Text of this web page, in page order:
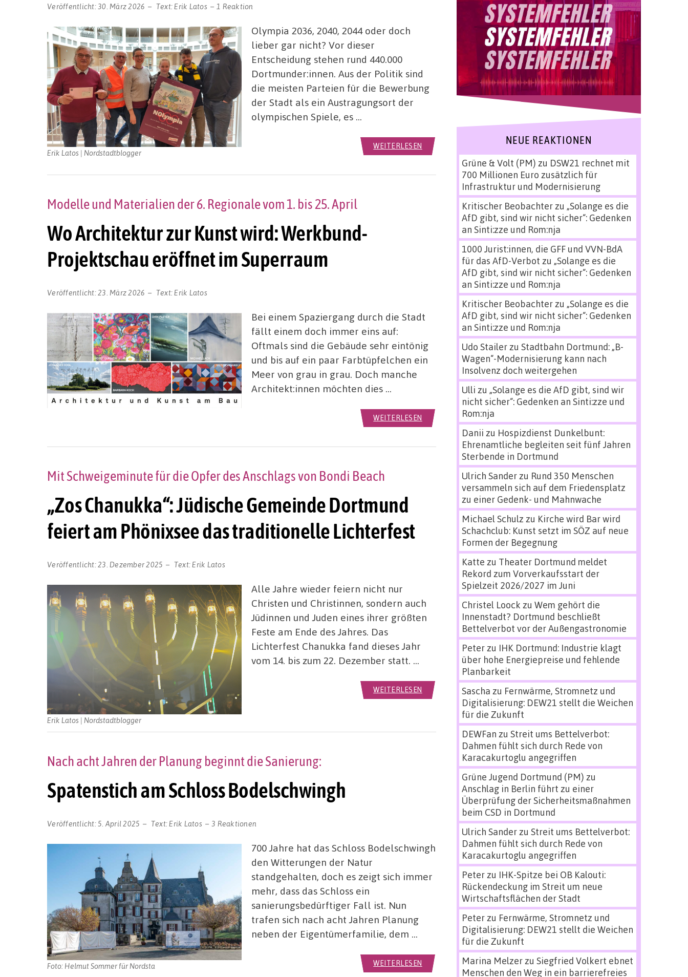
Veröffentlicht:30. März 2026 Text:Erik Latos 1 Reaktion
Erik Latos | Nordstadtblogger
Olympia 2036, 2040, 2044 oder doch
lieber gar nicht? Vor dieser
Entscheidung stehen rund 440.000
Dortmunder:innen. Aus der Politik sind
die meisten Parteien für die Bewerbung
der Stadt als ein Austragungsort der
olympischen Spiele, es …
WEITERLESEN
Wo Architektur zur Kunst wird: Werkbund-
Projektschau eröffnet im Superraum
Modelle und Materialien der 6. Regionale vom 1. bis 25. April
Veröffentlicht:23. März 2026 Text:Erik Latos
Bei einem Spaziergang durch die Stadt
fällt einem doch immer eins auf:
Oftmals sind die Gebäude sehr eintönig
und bis auf ein paar Farbtüpfelchen ein
Meer von grau in grau. Doch manche
Architekt:innen möchten dies …
WEITERLESEN
„Zos Chanukka“: Jüdische Gemeinde Dortmund
feiert am Phönixsee das traditionelle Lichterfest
Mit Schweigeminute für die Opfer des Anschlags von Bondi Beach
Veröffentlicht:23. Dezember 2025 Text:Erik Latos
Erik Latos | Nordstadtblogger
Alle Jahre wieder feiern nicht nur
Christen und Christinnen, sondern auch
Jüdinnen und Juden eines ihrer größten
Feste am Ende des Jahres. Das
Lichterfest Chanukka fand dieses Jahr
vom 14. bis zum 22. Dezember statt. …
WEITERLESEN
Spatenstich am Schloss Bodelschwingh
Nach acht Jahren der Planung beginnt die Sanierung:
Veröffentlicht:5. April 2025 Text:Erik Latos 3 Reaktionen
Foto: Helmut Sommer für Nordsta
700 Jahre hat das Schloss Bodelschwingh
den Witterungen der Natur
standgehalten, doch es zeigt sich immer
mehr, dass das Schloss ein
sanierungsbedürftiger Fall ist. Nun
trafen sich nach acht Jahren Planung
neben der Eigentümerfamilie, dem …
WEITERLESEN
NEUE REAKTIONEN
Grüne & Volt (PM) zu DSW21 rechnet mit
700 Millionen Euro zusätzlich für
Infrastruktur und Modernisierung
Kritischer Beobachterzu „Solange es die
AfD gibt, sind wir nicht sicher“: Gedenken
an Sinti:zze und Rom:nja
1000 Jurist:innen, die GFF und VVN-BdA
für das AfD-Verbot zu „Solange es die
AfD gibt, sind wir nicht sicher“: Gedenken
an Sinti:zze und Rom:nja
Kritischer Beobachterzu „Solange es die
AfD gibt, sind wir nicht sicher“: Gedenken
an Sinti:zze und Rom:nja
Udo Stailerzu Stadtbahn Dortmund: „B-
Wagen“-Modernisierung kann nach
Insolvenz doch weitergehen
Ulli zu „Solange es die AfD gibt, sind wir
nicht sicher“: Gedenken an Sinti:zze und
Rom:nja
Danii zu Hospizdienst Dunkelbunt:
Ehrenamtliche begleiten seit fünf Jahren
Sterbende in Dortmund
Ulrich Sanderzu Rund 350 Menschen
versammeln sich auf dem Friedensplatz
zu einer Gedenk- und Mahnwache
Michael Schulz zu Kirche wird Bar wird
Schachclub: Kunst setzt im SÖZ auf neue
Formen der Begegnung
Katte zu Theater Dortmund meldet
Rekord zum Vorverkaufsstart der
Spielzeit 2026/2027 im Juni
Christel Loock zu Wem gehört die
Innenstadt? Dortmund beschließt
Bettelverbot vor der Außengastronomie
Peterzu IHK Dortmund: Industrie klagt
über hohe Energiepreise und fehlende
Planbarkeit
Sascha zu Fernwärme, Stromnetz und
Digitalisierung: DEW21 stellt die Weichen
für die Zukunft
DEWFan zu Streit ums Bettelverbot:
Dahmen fühlt sich durch Rede von
Karacakurtoglu angegriffen
Grüne Jugend Dortmund (PM) zu
Anschlag in Berlin führt zu einer
Überprüfung der Sicherheitsmaßnahmen
beim CSD in Dortmund
Ulrich Sanderzu Streit ums Bettelverbot:
Dahmen fühlt sich durch Rede von
Karacakurtoglu angegriffen
Peterzu IHK-Spitze bei OB Kalouti:
Rückendeckung im Streit um neue
Wirtschaftsflächen der Stadt
Peterzu Fernwärme, Stromnetz und
Digitalisierung: DEW21 stellt die Weichen
für die Zukunft
Marina Melzerzu Siegfried Volkert ebnet
Menschen den Weg in ein barrierefreies